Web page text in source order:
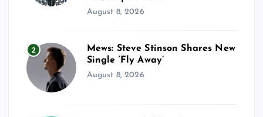
August 8, 2026
2
Mews: Steve Stinson Shares New
Single ‘Fly Away’
August 8, 2026